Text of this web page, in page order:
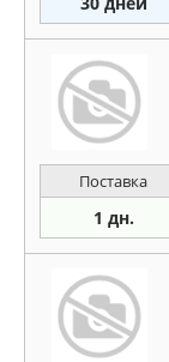
Поставка
1 дн.